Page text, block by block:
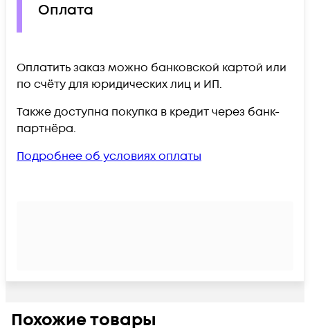
Оплата
Оплатить заказ можно банковской картой или
по счёту для юридических лиц и ИП.
Также доступна покупка в кредит через банк-
партнёра.
Подробнее об условиях оплаты
Похожие товары